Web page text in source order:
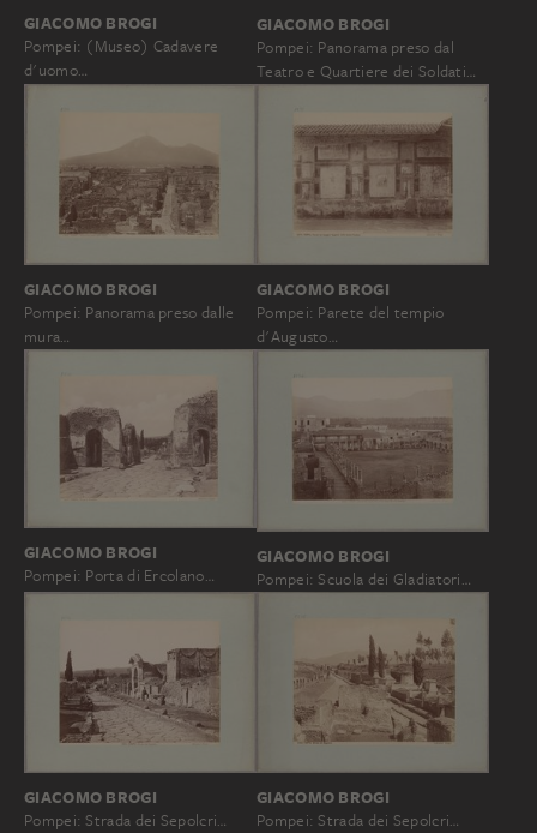
GIACOMO BROGI
Pompei: (Museo) Cadavere
d'uomo…
GIACOMO BROGI
Pompei: Panorama preso dal
Teatro e Quartiere dei Soldati…
GIACOMO BROGI
Pompei: Panorama preso dalle
mura…
GIACOMO BROGI
Pompei: Parete del tempio
d'Augusto…
GIACOMO BROGI
Pompei: Porta di Ercolano…
GIACOMO BROGI
Pompei: Scuola dei Gladiatori…
GIACOMO BROGI
Pompei: Strada dei Sepolcri…
GIACOMO BROGI
Pompei: Strada dei Sepolcri…